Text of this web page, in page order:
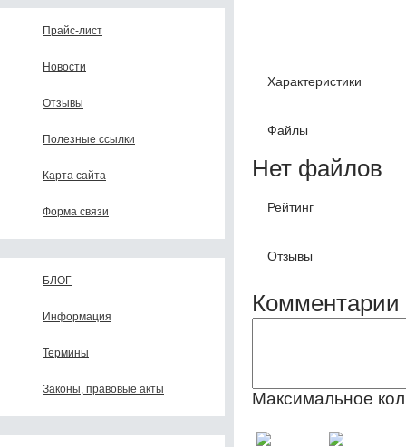
Прайс-лист
Новости
Отзывы
Полезные ссылки
Карта сайта
Форма связи
БЛОГ
Информация
Термины
Законы, правовые акты
Характеристики
Файлы
Нет файлов
Рейтинг
Отзывы
Комментарии
Максимальное